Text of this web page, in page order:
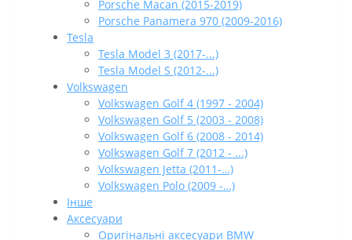
Porsche Macan (2015-2019)
Porsche Panamera 970 (2009-2016)
Tesla
Tesla Model 3 (2017-...)
Tesla Model S (2012-...)
Volkswagen
Volkswagen Golf 4 (1997 - 2004)
Volkswagen Golf 5 (2003 - 2008)
Volkswagen Golf 6 (2008 - 2014)
Volkswagen Golf 7 (2012 - ...)
Volkswagen Jetta (2011-…)
Volkswagen Polo (2009 -…)
Інше
Аксесуари
Оригінальні аксесуари BMW